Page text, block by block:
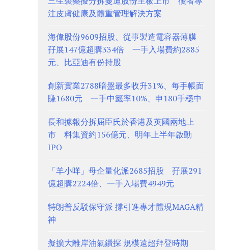
注皮膚健康及體重管理解決方案
海偉股份9609招股、從事製造電容器薄膜
孖展147億超購334倍 一手入場費約2885
元、比亞迪有份持股
創新實業2788暗盤最多收升31%、每手帳面
賺1680元 一手中籤率10%、申180手穩中
長和據報分拆屈臣氏於香港及英國兩地上
市 料集資約156億元、明年上半年啟動
IPO
「羊小咩」母企量化派2685招股 孖展291
億超購2224倍、一手入場費4949元
特朗普反駁保守派 撐引進專才體現MAGA精
神
擬擴大離岸油氣鑽探 規模遠超拜登時期